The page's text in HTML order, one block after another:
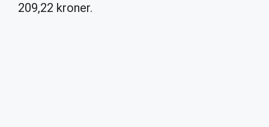
209,22 kroner.